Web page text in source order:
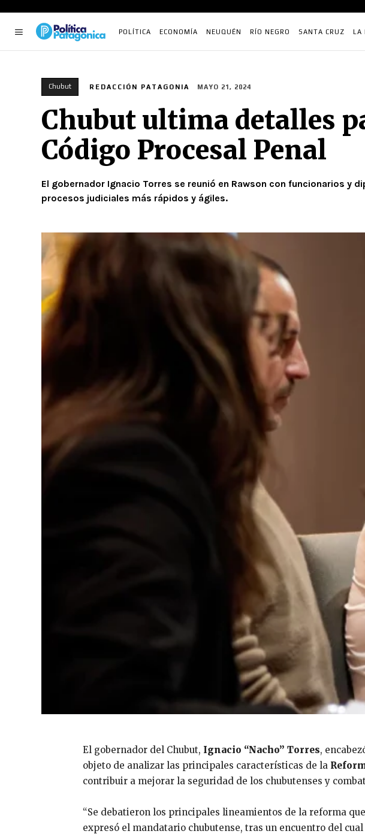
POLÍTICA ECONOMÍA NEUQUÉN RÍO NEGRO SANTA CRUZ LA
Chubut REDACCIÓN PATAGONIA MAYO 21, 2024
Chubut ultima detalles
Código Procesal Penal
El gobernador Ignacio Torres se reunió en Rawson con funcionarios
procesos judiciales más rápidos y ágiles.
El gobernador del Chubut, Ignacio “Nacho” Torres,
objeto de analizar las principales características de la
contribuir a mejorar la seguridad de los chubutenses y
“Se debatieron los principales lineamientos de la reforma
expresó el mandatario chubutense, tras un encuentro del